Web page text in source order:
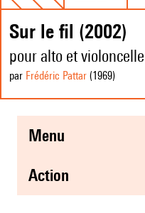
Sur le fil (2002)
pour alto et violoncelle
par Frédéric Pattar (1969)
menu
action